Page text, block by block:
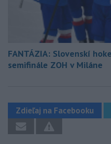
FANTÁZIA: Slovenskí
semifinále ZOH v Miláne
Zdieľaj na Facebooku